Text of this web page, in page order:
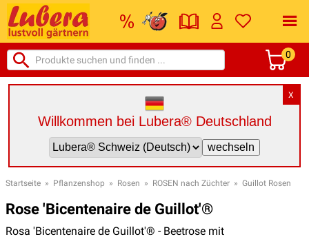
0
X
Willkommen bei Lubera® Deutschland
Startseite » Pflanzenshop » Rosen » ROSEN nach Züchter » Guillot Rosen
Rose 'Bicentenaire de Guillot'®
Rosa 'Bicentenaire de Guillot'® - Beetrose mit